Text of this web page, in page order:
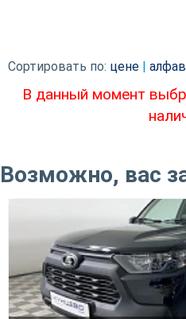
Сортировать по: цене
В данный момент
Возможно, вас